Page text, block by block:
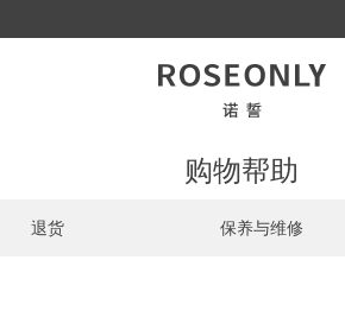
购物帮助
退货 保养与维修